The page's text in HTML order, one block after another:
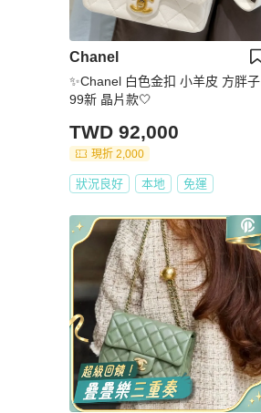
Chanel
✨Chanel 白色金扣 小羊皮 方胖子
99新 晶片款🤍
TWD 92,000
現折 2,000
狀況良好 本地 免運